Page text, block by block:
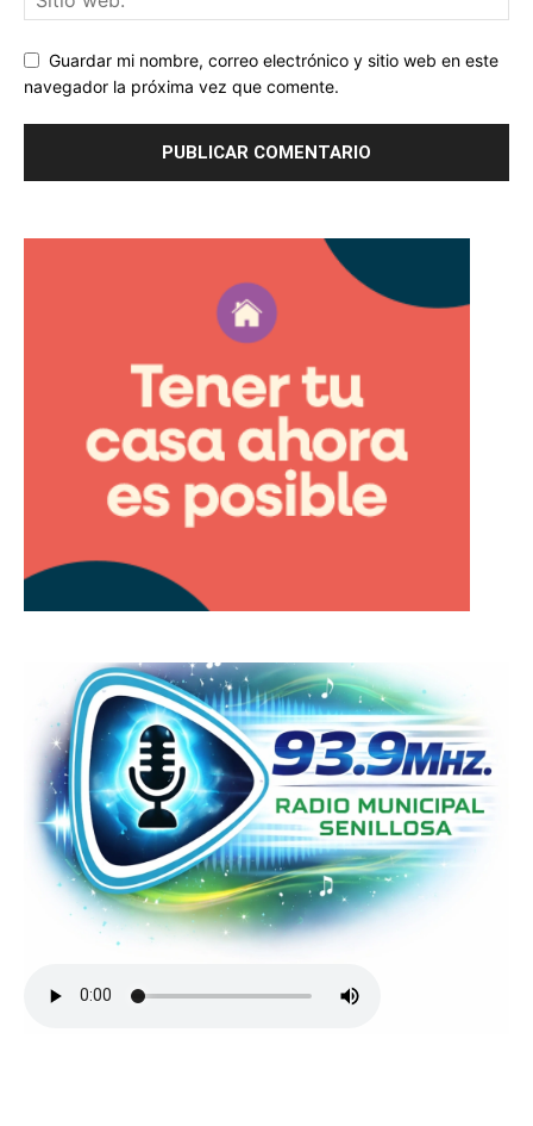
Guardar mi nombre, correo electrónico y sitio web en este
navegador la próxima vez que comente.